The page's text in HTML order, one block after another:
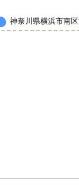
神奈川県横浜市南